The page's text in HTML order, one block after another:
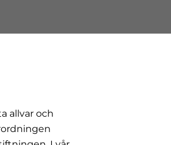
allvar och